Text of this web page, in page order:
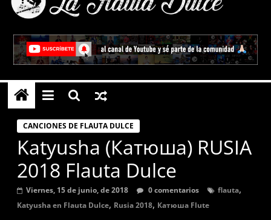
La
Flauta
Dulce
Tutoriales
Flauta
Dulce,
notas
agudas,
sostenidas
CANCIONES DE FLAUTA DULCE
Katyusha (Катюша) RUSIA
2018 Flauta Dulce
Viernes, 15 de junio, de 2018 0 comentarios flauta,
Katyusha en Flauta Dulce, Rusia 2018, Катюша Flute